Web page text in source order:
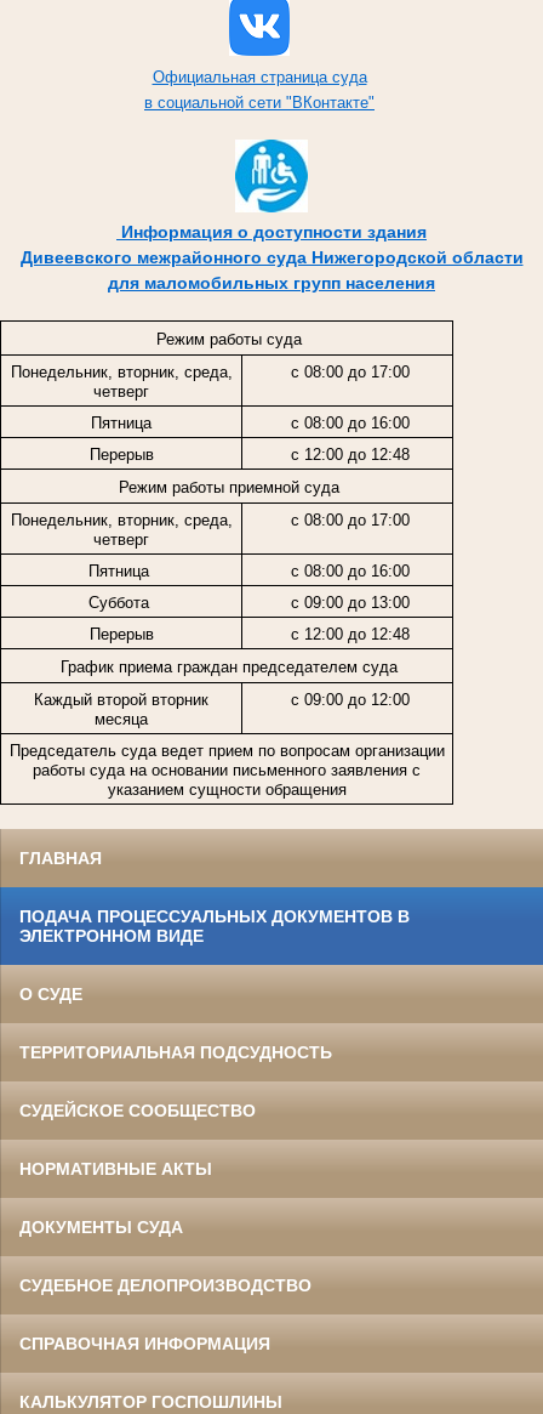
Официальная страница суда
в социальной сети "ВКонтакте"
Информация о доступности здания
Дивеевского межрайонного суда Нижегородской области
для маломобильных групп населения
Режим работы суда
Понедельник, вторник, среда,
четверг
с 08:00 до 17:00
Пятница
с 08:00 до 16:00
Перерыв
с 12:00 до 12:48
Режим работы приемной суда
Понедельник, вторник, среда,
четверг
с 08:00 до 17:00
Пятница
с 08:00 до 16:00
Суббота
с 09:00 до 13:00
Перерыв
с 12:00 до 12:48
График приема граждан председателем суда
Каждый второй вторник
месяца
с 09:00 до 12:00
Председатель суда ведет прием по вопросам организации
работы суда на основании письменного заявления с
указанием сущности обращения
ГЛАВНАЯ
ПОДАЧА ПРОЦЕССУАЛЬНЫХ ДОКУМЕНТОВ В
ЭЛЕКТРОННОМ ВИДЕ
О СУДЕ
ТЕРРИТОРИАЛЬНАЯ ПОДСУДНОСТЬ
СУДЕЙСКОЕ СООБЩЕСТВО
НОРМАТИВНЫЕ АКТЫ
ДОКУМЕНТЫ СУДА
СУДЕБНОЕ ДЕЛОПРОИЗВОДСТВО
СПРАВОЧНАЯ ИНФОРМАЦИЯ
КАЛЬКУЛЯТОР ГОСПОШЛИНЫ